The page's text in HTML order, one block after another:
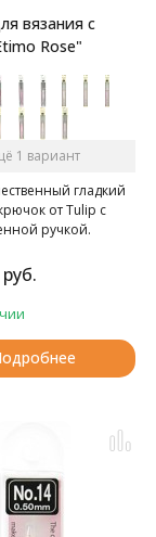
вязания с
Rose"
1 вариант
гладкий
от Tulip c
ручкой.
руб.